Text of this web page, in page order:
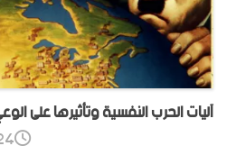
آليات الحرب النفسية وتأثيرها على